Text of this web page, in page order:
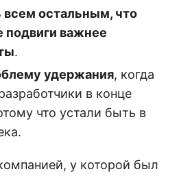
всем остальным, что
подвиги важнее
.
удержания, когда
в конце
что устали быть в
у которой был